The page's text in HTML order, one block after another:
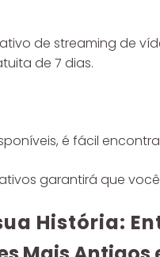
de streaming de
de 7 dias.
é fácil
garantirá que
História: